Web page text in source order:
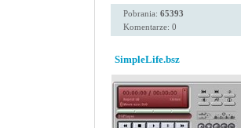
Pobrania: 65393
Komentarze: 0
SimpleLife.bsz